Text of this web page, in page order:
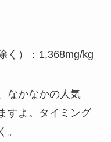
く）：1,368mg/kg
なかなかの人気
すよ。タイミング
。